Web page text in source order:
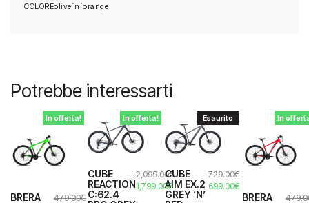
COLOREolive´n´orange
Potrebbe interessarti
In offerta!
BRERA
479.00€
In offerta!
CUBE
REACTION
C:62.4
2,099.00€
Il1,799.00€Il
prezzo
Esaurito
CUBE
AIM EX.2
GREY ‘N’
729.00€
Il699.00€
prezzo
In
BRERA